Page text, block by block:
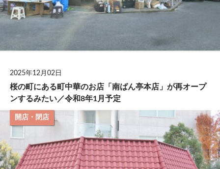
2025年12月02日
桜の町にある町中華のお店「南ばん亭本店」が再オープ
ンするみたい／令和8年1月予定
開店・閉店